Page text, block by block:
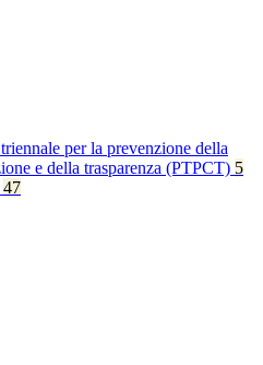
per la prevenzione della
e della trasparenza (PTPCT) 5
47